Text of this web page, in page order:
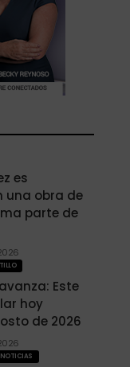
es
una obra de
parte de
Este
hoy
de 2026
NOTICIAS